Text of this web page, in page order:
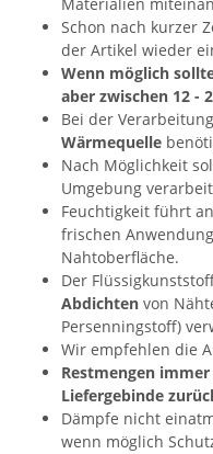
Schon nach kurzer
der Artikel wieder
Wenn möglich
aber zwischen 12 -
Bei der
Wärmequelle
Nach Möglichkeit
Umgebung
Feuchtigkeit führt
frischen
Nahtoberfläche.
Der
Abdichten von
Persenningstoff)
Wir empfehlen die
Restmengen
Liefergebinde
Dämpfe nicht
wenn möglich